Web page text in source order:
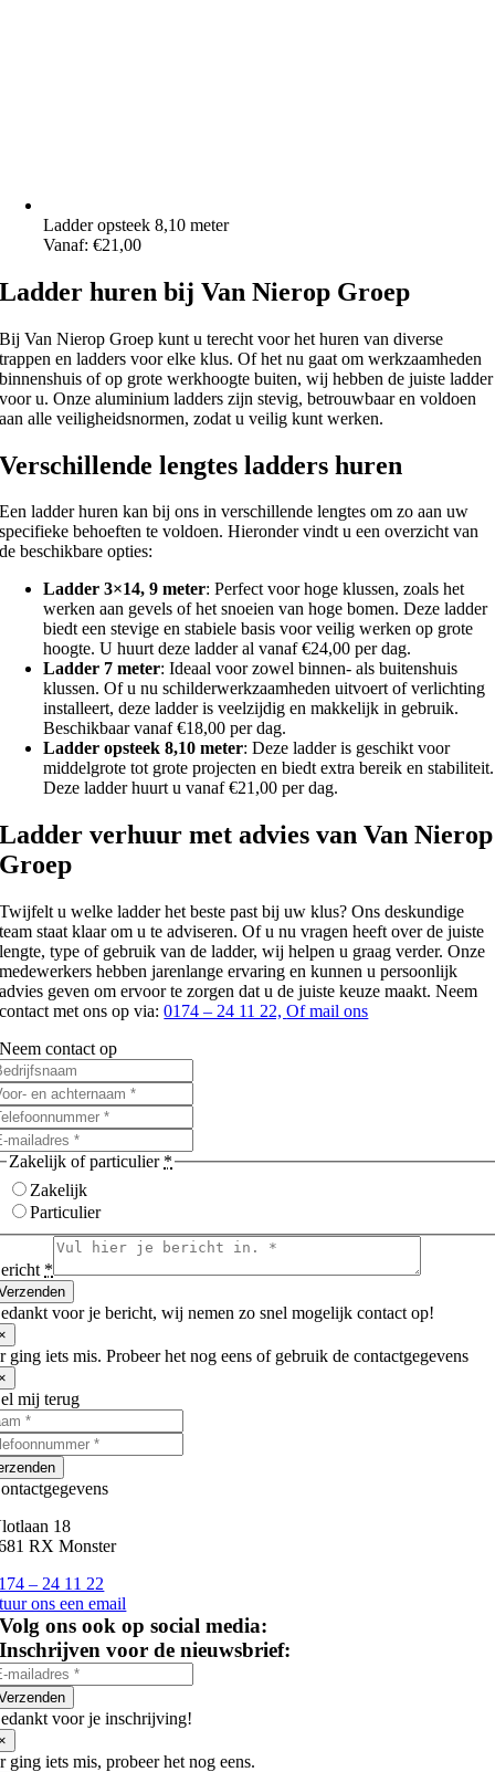
Ladder opsteek 8,10 meter
Vanaf:€21,00
Ladder huren bij Van Nierop Groep
Bij Van Nierop Groep kunt u terecht voor het huren van diverse
trappen en ladders voor elke klus. Of het nu gaat om werkzaamheden
binnenshuis of op grote werkhoogte buiten, wij hebben de juiste ladder
voor u. Onze aluminium ladders zijn stevig, betrouwbaar en voldoen
aan alle veiligheidsnormen, zodat u veilig kunt werken.
Verschillende lengtes ladders huren
Een ladder huren kan bij ons in verschillende lengtes om zo aan uw
specifieke behoeften te voldoen. Hieronder vindt u een overzicht van
de beschikbare opties:
Ladder 3×14, 9 meter: Perfect voor hoge klussen, zoals het
werken aan gevels of het snoeien van hoge bomen. Deze ladder
biedt een stevige en stabiele basis voor veilig werken op grote
hoogte. U huurt deze ladder al vanaf €24,00 per dag.
Ladder 7 meter: Ideaal voor zowel binnen- als buitenshuis
klussen. Of u nu schilderwerkzaamheden uitvoert of verlichting
installeert, deze ladder is veelzijdig en makkelijk in gebruik.
Beschikbaar vanaf €18,00 per dag.
Ladder opsteek 8,10 meter: Deze ladder is geschikt voor
middelgrote tot grote projecten en biedt extra bereik en stabiliteit.
Deze ladder huurt u vanaf €21,00 per dag.
Ladder verhuur met advies van Van Nierop
Groep
Twijfelt u welke ladder het beste past bij uw klus? Ons deskundige
team staat klaar om u te adviseren. Of u nu vragen heeft over de juiste
lengte, type of gebruik van de ladder, wij helpen u graag verder. Onze
medewerkers hebben jarenlange ervaring en kunnen u persoonlijk
advies geven om ervoor te zorgen dat u de juiste keuze maakt. Neem
contact met ons op via:0174 – 24 11 22,Of mail ons
Neem contact op
Zakelijk of particulier *
Zakelijk
Particulier
*
voor je bericht, wij nemen zo snel mogelijk contact op!
ging iets mis. Probeer het nog eens of gebruik de contactgegevens
mij terug
18
RX Monster
– 24 11 22
ons een email
Volg ons ook op social media:
Inschrijven voor de nieuwsbrief:
voor je inschrijving!
ging iets mis, probeer het nog eens.